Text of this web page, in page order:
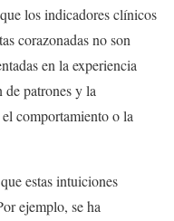
los indicadores clínicos
corazonadas no son
en la experiencia
patrones y la
comportamiento o la
estas intuiciones
ejemplo, se ha